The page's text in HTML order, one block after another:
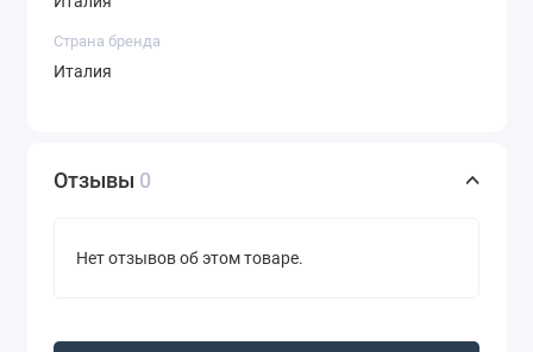
Страна бренда
Италия
Отзывы 0
Нет отзывов об этом товаре.